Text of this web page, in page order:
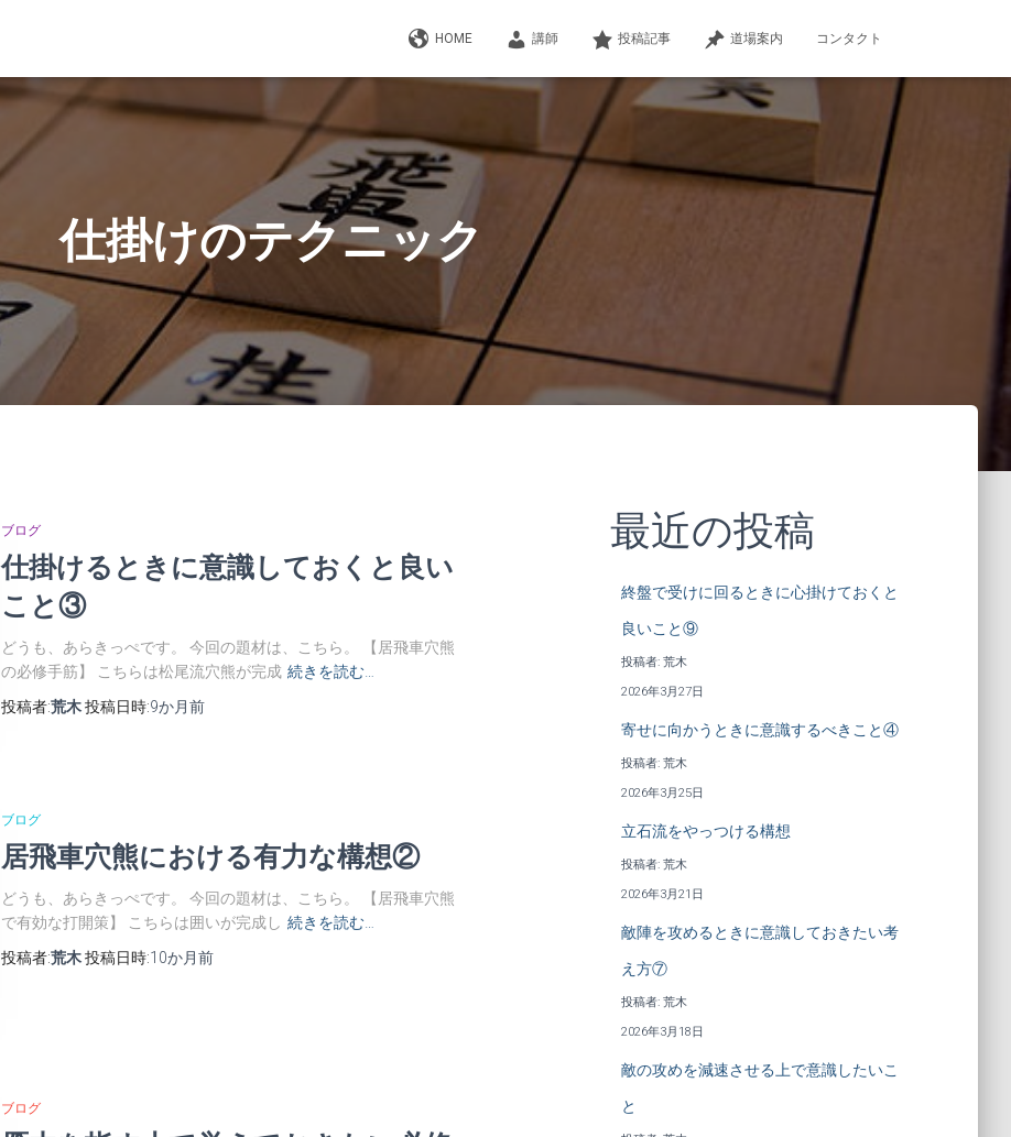
HOME 講師 投稿記事 道場案内 コンタクト
仕掛けのテクニック
ブログ
仕掛けるときに意識しておくと良い
こと③
どうも、あらきっぺです。 今回の題材は、こちら。 【居飛車穴熊
の必修手筋】 こちらは松尾流穴熊が完成 続きを読む…
投稿者:荒木投稿日時:9か月前
ブログ
居飛車穴熊における有力な構想②
どうも、あらきっぺです。 今回の題材は、こちら。 【居飛車穴熊
で有効な打開策】 こちらは囲いが完成し 続きを読む…
投稿者:荒木投稿日時:10か月前
ブログ
最近の投稿
終盤で受けに回るときに心掛けておくと
良いこと⑨
投稿者: 荒木
2026年3月27日
寄せに向かうときに意識するべきこと④
投稿者: 荒木
2026年3月25日
立石流をやっつける構想
投稿者: 荒木
2026年3月21日
敵陣を攻めるときに意識しておきたい考
え方⑦
投稿者: 荒木
2026年3月18日
敵の攻めを減速させる上で意識したいこ
と